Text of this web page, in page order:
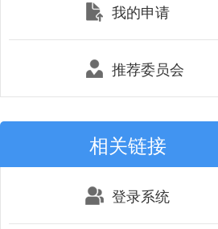
我的申请
推荐委员会
相关链接
登录系统